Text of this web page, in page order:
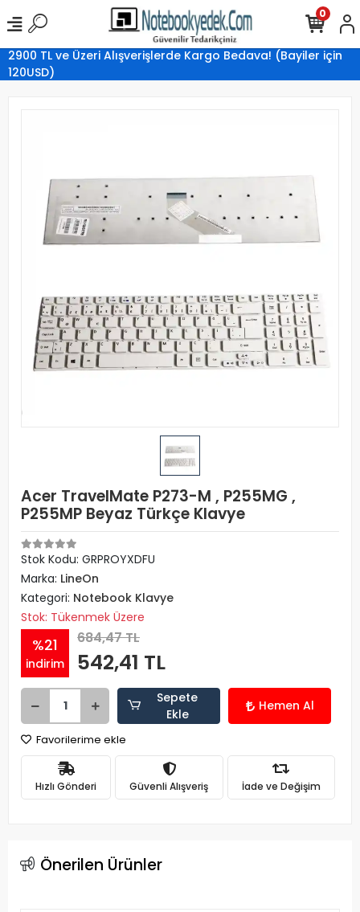
2900 TL ve Üzeri Alışverişlerde Kargo Bedava! (Bayiler için
120USD)
0
Acer TravelMate P273-M , P255MG ,
P255MP Beyaz Türkçe Klavye
Stok Kodu: GRPROYXDFU
Marka: LineOn
Kategori: Notebook Klavye
Stok: Tükenmek Üzere
%21
indirim
684,47 TL
542,41 TL
Sepete
Ekle
Hemen Al
Favorilerime ekle
Hızlı Gönderi Güvenli Alışveriş İade ve Değişim
Önerilen Ürünler